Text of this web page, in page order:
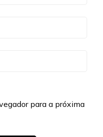
para a próxima